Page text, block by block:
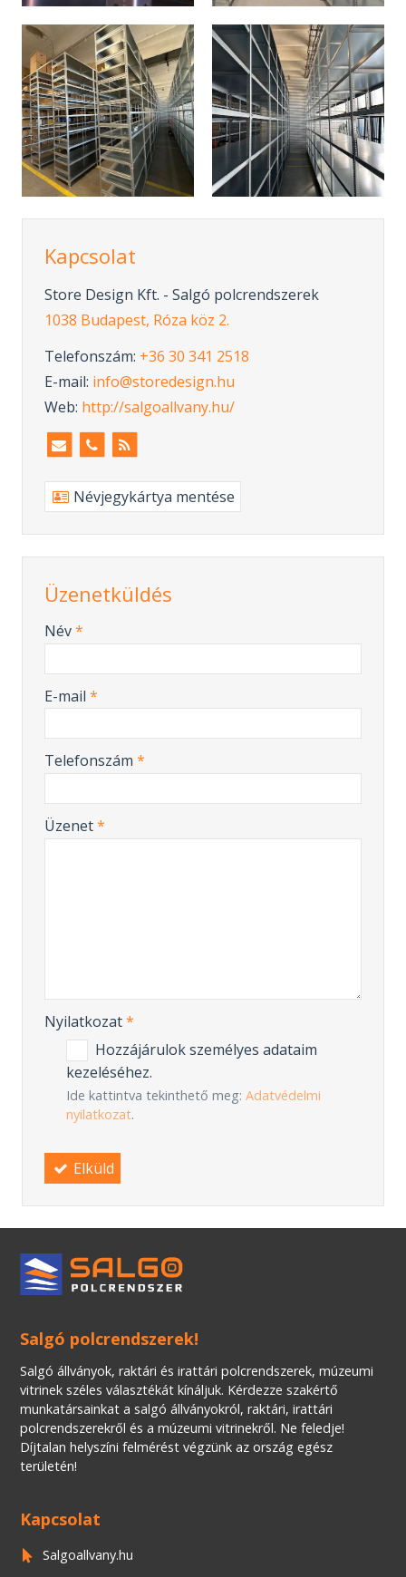
Kapcsolat
Store Design Kft. - Salgó polcrendszerek
1038 Budapest, Róza köz 2.
Telefonszám: +36 30 341 2518
E-mail: info@storedesign.hu
Web: http://salgoallvany.hu/
Névjegykártya mentése
Üzenetküldés
-
Név*
E-mail *
Telefonszám *
Üzenet*
Nyilatkozat*
Hozzájárulok személyes adataim
kezeléséhez.
Ide kattintva tekinthető meg: Adatvédelmi
nyilatkozat.
Elküld
Salgó polcrendszerek!
Salgó állványok, raktári és irattári polcrendszerek, múzeumi
vitrinek széles választékát kínáljuk. Kérdezze szakértő
munkatársainkat a salgó állványokról, raktári, irattári
polcrendszerekről és a múzeumi vitrinekről. Ne feledje!
Díjtalan helyszíni felmérést végzünk az ország egész
területén!
Kapcsolat
 Salgoallvany.hu